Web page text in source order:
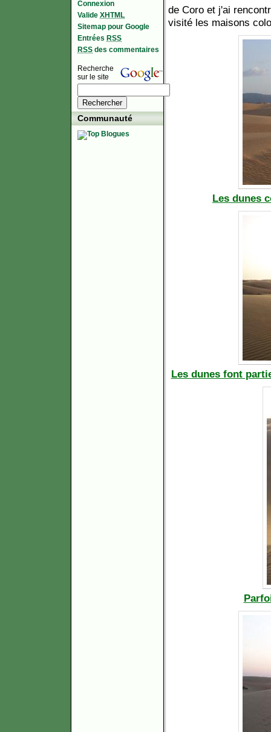
de Coro et j'ai
visité les maisons
Les dunes
Les dunes font
Connexion
Valide XHTML
Sitemap pour Google
Entrées RSS
RSS des commentaires
Recherche
sur le site
Communauté